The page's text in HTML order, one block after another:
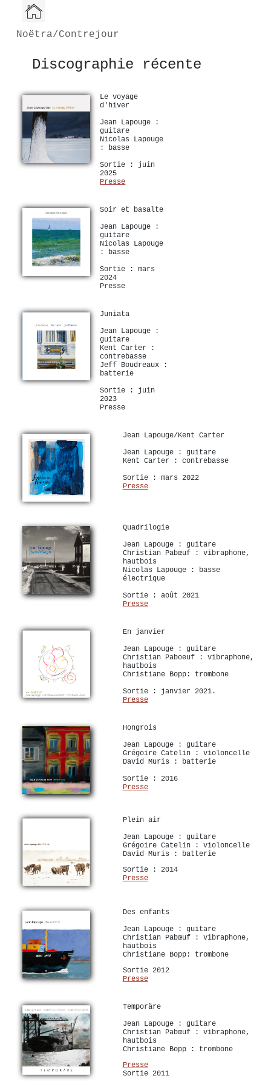
Noëtra/Contrejour
Discographie récente
Le voyage
d'hiver
Jean Lapouge :
guitare
Nicolas Lapouge
: basse
Sortie : juin
2025
Presse
Soir et basalte
Jean Lapouge :
guitare
Nicolas Lapouge
: basse
Sortie : mars
2024
Presse
Juniata
Jean Lapouge :
guitare
Kent Carter :
contrebasse
Jeff Boudreaux :
batterie
Sortie : juin
2023
Presse
Jean Lapouge/Kent Carter
Jean Lapouge : guitare
Kent Carter : contrebasse
Sortie : mars 2022
Presse
Quadrilogie
Jean Lapouge : guitare
Christian Pabœuf : vibraphone,
hautbois
Nicolas Lapouge : basse
électrique
Sortie : août 2021
Presse
En janvier
Jean Lapouge : guitare
Christian Paboeuf : vibraphone,
hautbois
Christiane Bopp: trombone
Sortie : janvier 2021.
Presse
Hongrois
Jean Lapouge : guitare
Grégoire Catelin : violoncelle
David Muris : batterie
Sortie : 2016
Presse
Plein air
Jean Lapouge : guitare
Grégoire Catelin : violoncelle
David Muris : batterie
Sortie : 2014
Presse
Des enfants
Jean Lapouge : guitare
Christian Pabœuf : vibraphone,
hautbois
Christiane Bopp: trombone
Sortie 2012
Presse
Temporäre
Jean Lapouge : guitare
Christian Pabœuf : vibraphone,
hautbois
Christiane Bopp : trombone
Presse
Sortie 2011